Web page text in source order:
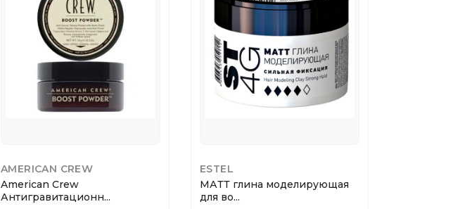
AMERICAN CREW
American Crew
Антигравитационн...
ESTEL
МАТТ глина моделирующая
для во...